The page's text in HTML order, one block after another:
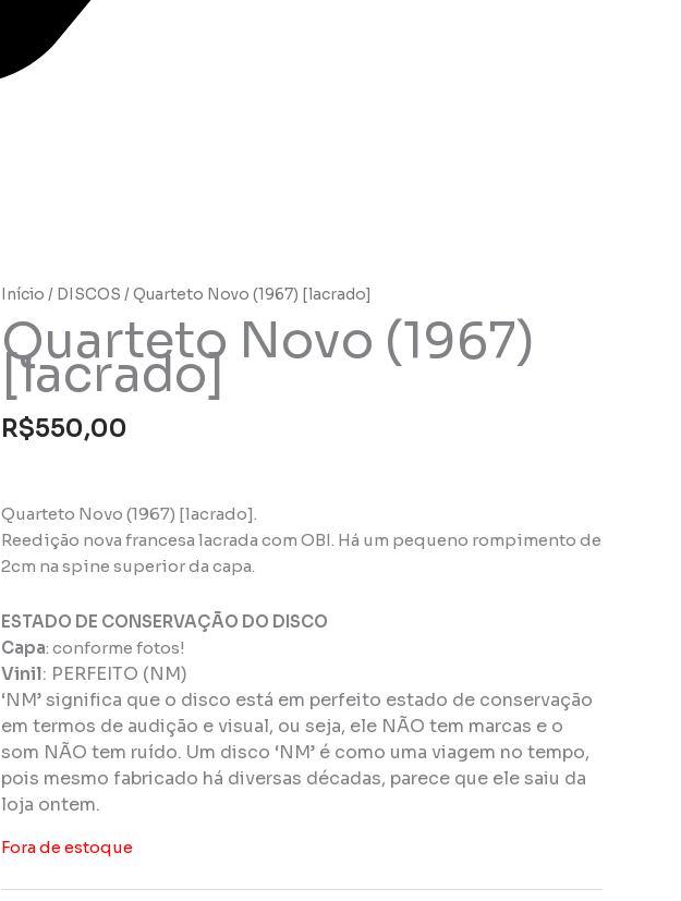
Início / DISCOS / Quarteto Novo (1967) [lacrado]
Quarteto Novo (1967)
[lacrado]
R$550,00
Quarteto Novo (1967) [lacrado].
Reedição nova francesa lacrada com OBI. Há um pequeno rompimento de
2cm na spine superior da capa.
ESTADO DE CONSERVAÇÃO DO DISCO
Capa: conforme fotos!
Vinil: PERFEITO (NM)
‘NM’ significa que o disco está em perfeito estado de conservação
em termos de audição e visual, ou seja, ele NÃO tem marcas e o
som NÃO tem ruído. Um disco ‘NM’ é como uma viagem no tempo,
pois mesmo fabricado há diversas décadas, parece que ele saiu da
loja ontem.
Fora de estoque